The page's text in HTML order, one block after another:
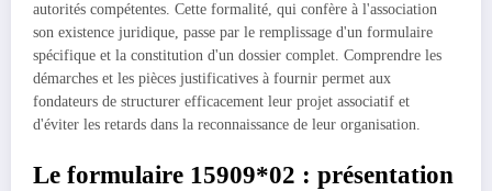
autorités compétentes. Cette formalité, qui confère à l'association
son existence juridique, passe par le remplissage d'un formulaire
spécifique et la constitution d'un dossier complet. Comprendre les
démarches et les pièces justificatives à fournir permet aux
fondateurs de structurer efficacement leur projet associatif et
d'éviter les retards dans la reconnaissance de leur organisation.
Le formulaire 15909*02 : présentation